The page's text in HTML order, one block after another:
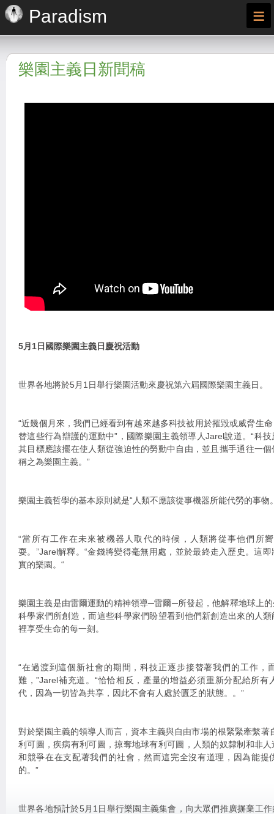
Paradism ≡
樂園主義日新聞稿
5月1日國際樂園主義日慶祝活動
世界各地將於5月1日舉行樂園活動來慶祝第六屆國際樂園主義日。
“近幾個月來，我們已經看到有越來越多科技被用於摧毀或威脅生
替這些行為辯護的運動中”，國際樂園主義領導人Jarel說道。“科
其目標應該擺在使人類從強迫性的勞動中自由，並且攜手通往一
稱之為樂園主義。”
樂園主義哲學的基本原則就是“人類不應該從事機器所能代勞的事物
“當所有工作在未來被機器人取代的時候，人類將從事他們所
耍。”Jarel解釋。“金錢將變得毫無用處，並於最終走入歷史。這
實的樂園。“
樂園主義是由雷爾運動的精神領導─雷爾─所發起，他解釋地球上
科學家們所創造，而這些科學家們盼望看到他們新創造出來的人
裡享受生命的每一刻。
“在過渡到這個新社會的期間，科技正逐步接替著我們的工作，
難，”Jarel補充道。“恰恰相反，產量的增益必須重新分配給所有
代，因為一切皆為共享，因此不會有人處於匱乏的狀態。。”
對於樂園主義的領導人而言，資本主義與自由市場的根緊緊牽繫著
利可圖，疾病有利可圖，掠奪地球有利可圖，人類的奴隸制和非
和競爭在在支配著我們的社會，然而這完全沒有道理，因為能提
的。”
世界各地預計於5月1日舉行樂園主義集會，向大眾們推廣摒棄工